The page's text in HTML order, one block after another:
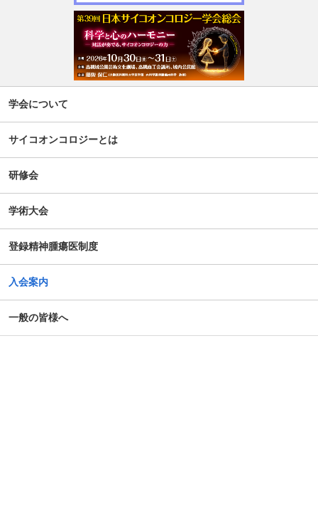
学会について
サイコオンコロジーとは
研修会
学術大会
登録精神腫瘍医制度
入会案内
一般の皆様へ